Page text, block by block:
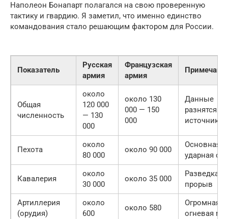
Наполеон Бонапарт полагался на свою проверенную
тактику и гвардию. Я заметил, что именно единство
командования стало решающим фактором для России.
Показатель
Русская
армия
Французская
армия
Общая
численность
около
120 000
— 130
000
около 130
000 — 150
000
Данные
разнятся по
источникам
Пехота
около
80 000
около 90 000
Основная
ударная
Кавалерия
около
30 000
около 35 000
Разведка и
прорыв
Артиллерия
(орудия)
около
600
около 580
Огромная
огневая